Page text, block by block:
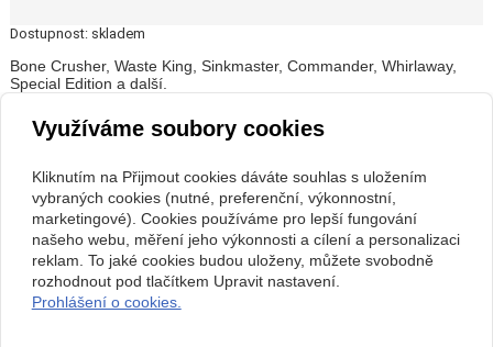
Dostupnost: skladem
Bone Crusher, Waste King, Sinkmaster, Commander, Whirlaway,
Special Edition a další.
Commodore, Franke, Elleci, RODI Sinks a další . . .
Použitelné i pro kovová hrdla drtičů ISE, In Sink Erator, Wave
Využíváme soubory cookies
Kliknutím na Přijmout cookies dáváte souhlas s uložením
vybraných cookies (nutné, preferenční, výkonnostní,
marketingové). Cookies používáme pro lepší fungování
našeho webu, měření jeho výkonnosti a cílení a personalizaci
reklam. To jaké cookies budou uloženy, můžete svobodně
rozhodnout pod tlačítkem Upravit nastavení.
Prohlášení o cookies.